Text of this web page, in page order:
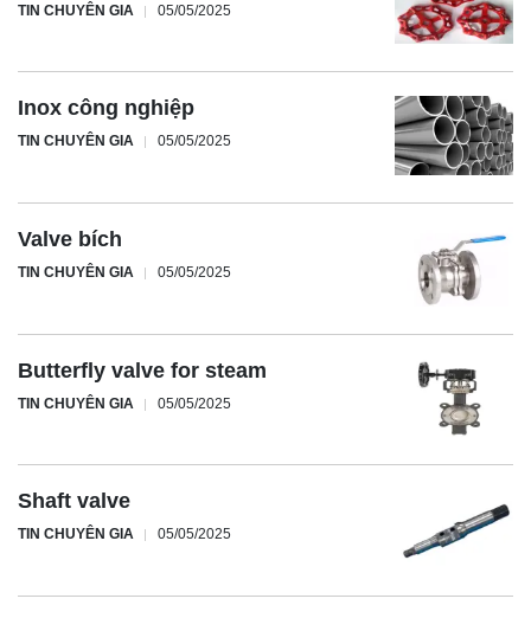
TIN CHUYÊN GIA 05/05/2025
Inox công nghiệp
TIN CHUYÊN GIA 05/05/2025
Valve bích
TIN CHUYÊN GIA 05/05/2025
Butterfly valve for steam
TIN CHUYÊN GIA 05/05/2025
Shaft valve
TIN CHUYÊN GIA 05/05/2025